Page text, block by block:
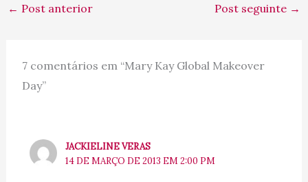
← Post anterior Post seguinte →
7 comentários em “Mary Kay Global Makeover
Day”
JACKIELINE VERAS
14 DE MARÇO DE 2013 EM 2:00 PM